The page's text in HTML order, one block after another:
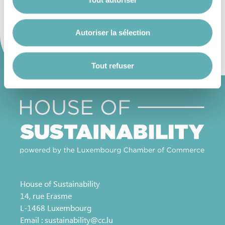
Vous avez la possibilité de modifier ou retirer votre
consentement à tout moment en cliquant sur l’icône
flottante en bas à gauche de chaque page.
Pour de plus amples informations sur la manière dont
nous utilisons les cookies et sommes amenés à traiter
vos données personnelles, vous pouvez consulter notre
Charte d’usage des cookieset notrePolitique de
protection des données personnelles.
Autoriser la sélection
Tout refuser
House of Sustainability
14, rue Erasme
L-1468 Luxembourg
Email :sustainability@cc.lu